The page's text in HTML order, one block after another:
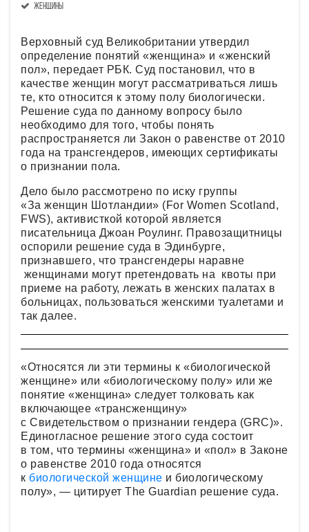
женщины
Верховный суд Великобритании утвердил
определение понятий «женщина» и «женский
пол», передает РБК. Суд постановил, что в
качестве женщин могут рассматриваться лишь
те, кто относится к этому полу биологически.
Решение суда по данному вопросу было
необходимо для того, чтобы понять
распространяется ли Закон о равенстве от 2010
года на трансгендеров, имеющих сертификаты
о признании пола.
Дело было рассмотрено по иску группы
«За женщин Шотландии» (For Women Scotland,
FWS), активисткой которой является
писательница Джоан Роулинг. Правозащитницы
оспорили решение суда в Эдинбурге,
признавшего, что трансгендеры наравне
женщинами могут претендовать на квоты при
приеме на работу, лежать в женских палатах в
больницах, пользоваться женскими туалетами и
так далее.
«Относятся ли эти термины к «биологической
женщине» или «биологическому полу» или же
понятие «женщина» следует толковать как
включающее «трансженщину»
с Свидетельством о признании гендера (GRC)».
Единогласное решение этого суда состоит
в том, что термины «женщина» и «пол» в Законе
о равенстве 2010 года относятся
к биологической женщине и биологическому
полу», — цитирует The Guardian решение суда.